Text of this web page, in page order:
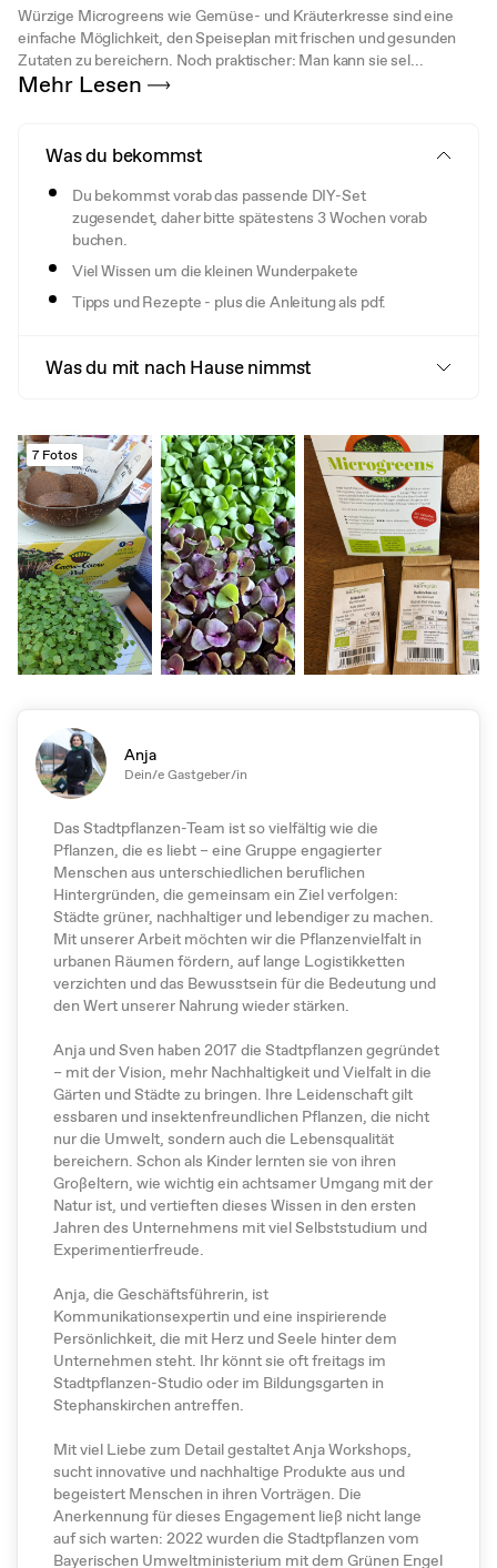
Würzige Microgreens wie Gemüse- und Kräuterkresse sind eine
einfache Möglichkeit, den Speiseplan mit frischen und gesunden
Zutaten zu bereichern. Noch praktischer: Man kann sie sel...
Mehr Lesen
Was du bekommst
Du bekommst vorab das passende DIY-Set
zugesendet, daher bitte spätestens 3 Wochen vorab
buchen.
Viel Wissen um die kleinen Wunderpakete
Tipps und Rezepte - plus die Anleitung als pdf.
Was du mit nach Hause nimmst
7 Fotos
Anja
Dein/e Gastgeber/in
Das Stadtpflanzen-Team ist so vielfältig wie die
Pflanzen, die es liebt – eine Gruppe engagierter
Menschen aus unterschiedlichen beruflichen
Hintergründen, die gemeinsam ein Ziel verfolgen:
Städte grüner, nachhaltiger und lebendiger zu machen.
Mit unserer Arbeit möchten wir die Pflanzenvielfalt in
urbanen Räumen fördern, auf lange Logistikketten
verzichten und das Bewusstsein für die Bedeutung und
den Wert unserer Nahrung wieder stärken.
Anja und Sven haben 2017 die Stadtpflanzen gegründet
– mit der Vision, mehr Nachhaltigkeit und Vielfalt in die
Gärten und Städte zu bringen. Ihre Leidenschaft gilt
essbaren und insektenfreundlichen Pflanzen, die nicht
nur die Umwelt, sondern auch die Lebensqualität
bereichern. Schon als Kinder lernten sie von ihren
Großeltern, wie wichtig ein achtsamer Umgang mit der
Natur ist, und vertieften dieses Wissen in den ersten
Jahren des Unternehmens mit viel Selbststudium und
Experimentierfreude.
Anja, die Geschäftsführerin, ist
Kommunikationsexpertin und eine inspirierende
Persönlichkeit, die mit Herz und Seele hinter dem
Unternehmen steht. Ihr könnt sie oft freitags im
Stadtpflanzen-Studio oder im Bildungsgarten in
Stephanskirchen antreffen.
Mit viel Liebe zum Detail gestaltet Anja Workshops,
sucht innovative und nachhaltige Produkte aus und
begeistert Menschen in ihren Vorträgen. Die
Anerkennung für dieses Engagement ließ nicht lange
auf sich warten: 2022 wurden die Stadtpflanzen vom
Bayerischen Umweltministerium mit dem Grünen Engel